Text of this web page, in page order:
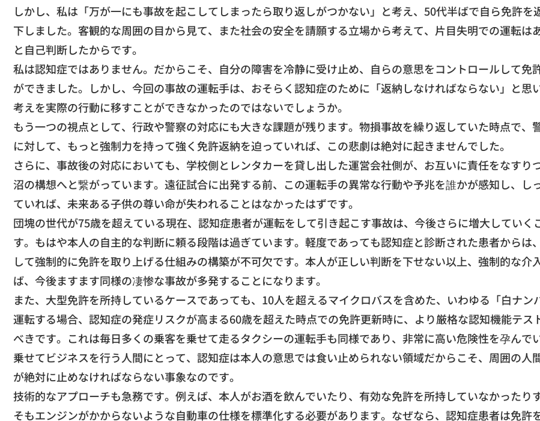
​しかし、私は「万が一にも事故を起こしてしまったら取り返しがつかない」 と考え、50代半ばで自ら免許を
下しました。 客観的な周囲の目から見て、 また社会の安全を請願する立場から考えて、 片目失明での運転は
と自己判断したからです。
​私は認知症ではありません。だからこそ、 自分の障害を冷静に受け止め、 自らの意思をコントロールして免
ができました。 しかし、今回の事故の運転手は、おそらく認知症のために「返納しなければならない」と思
考えを実際の行動に移すことができなかったのではないでしょ うか。
​もう一つの視点として、 行政や警察の対応にも大きな課題が残ります。 物損事故を繰り返していた時点で、
に対して、 もっと強制力を持って強く免許返納を迫っていれば、 この悲劇は絶対に起きませんでした。
​さらに、事故後の対応においても、 学校側とレンタカーを貸し出した運営会社側が、 お互いに責任をなすり
沼の構想へと繋がっています。遠征試合に出発する前、 この運転手の異常な行動や予兆を誰かが感知し、
し
ていれば、 未来ある子供の尊い命が失われることはなかったはずです。
​団塊の世代が75歳を超えている現在、 認知症患者が運転をして引き起こす事故は、 今後さらに増大していく
す。 もはや本人の自主的な判断に頼る段階は過ぎています。 軽度であっても認知症と診断された患者からは、
して強制的に免許を取り上げる仕組みの構築が不可欠です。本人が正しい判断を下せない以上、 強制的な介
ば、 今後ますます同様の凄惨な事故が多発することになります。
​また、大型免許を所持しているケースであっても、 10人を超えるマイクロバスを含めた、いわゆる「白ナン
運転する場合、 認知症の発症リスクが高まる60歳を超えた時点での免許更新時に、より厳格な認知機能テス
べきです。 これは毎日多くの乗客を乗せて走るタクシーの運転手も同様であり、非常に高い危険性を孕んで
乗せてビジネスを行う人間にとって、 認知症は本人の意思では食い止められない領域だからこそ、 周囲の人
が絶対に止めなければならない事象なのです。
​技術的なアプローチも急務です。例えば、 本人がお酒を飲んでいたり、 有効な免許を所持していなかったり
そもエンジンがかからないような自動車の仕様を標準化する必要があります。なぜなら、認知症患者は免許